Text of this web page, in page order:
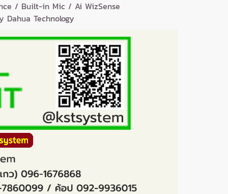
/ Built-in Mic / Ai WizSense
Dahua Technology